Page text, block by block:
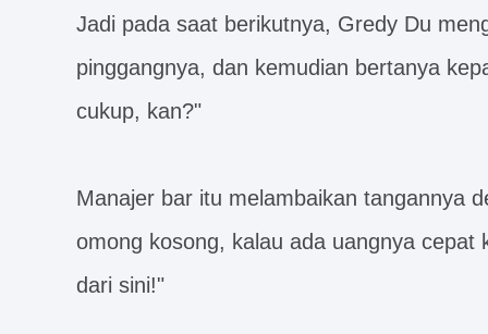
Jadi pada saat berikutnya, Gredy Du
pinggangnya, dan kemudian bertanya
cukup, kan?"
Manajer bar itu melambaikan tangannya
omong kosong, kalau ada uangnya
dari sini!"